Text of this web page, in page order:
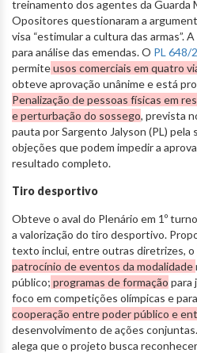
treinamento dos agentes da Guarda
Opositores questionaram a
visa “estimular a cultura das armas”.
para análise das emendas. O PL 648/
permiteusos comerciais em quatro
obteve aprovação unânime e está
Penalização de pessoas físicas em
e perturbação do sossego, prevista
pauta por Sargento Jalyson (PL) pela
objeções que podem impedir a
resultado completo.
Tiro desportivo
Obteve o aval do Plenário em 1º
a valorização do tiro desportivo.
texto inclui, entre outras diretrizes, o
patrocínio de eventos da modalidade
público; programas de formação para
foco em competições olímpicas e
cooperação entre poder público e
desenvolvimento de ações
alega que o projeto busca